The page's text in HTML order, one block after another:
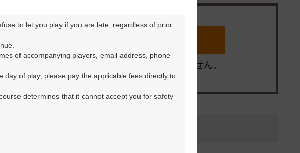
※ゴルフ場の電話ではありません。
to let you play if you are late, regardless of prior
of accompanying players, email address, phone
of play, please pay the applicable fees directly to
determines that it cannot accept you for safety